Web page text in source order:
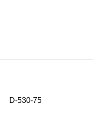
D-530-75